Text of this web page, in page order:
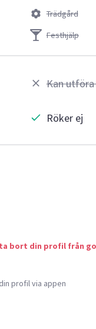
Trädgård
Festhjälp
Kan utföra
Röker ej
bort din profil från
profil via appen